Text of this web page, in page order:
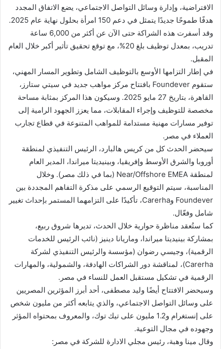
الافتراضية، وإدارة وسائل التواصل الاجتماعي، يضع الاتفاق المجدد
هدفًا طموحًا جديدًا يتمثل في دعم 150 امرأة بحلول نهاية عام 2025.
وقد أسفرت هذه الشراكة حتى الآن عن أكثر من 6,000 ساعة
تدريب، بمعدل توظيف بلغ 20%، مع توقع تحقيق تأثير أكبر خلال العام
المقبل.
في إطار التزامها الأوسع بالتوظيف الشامل وتطوير المسار المهني،
ستقوم Foundever بافتتاح مركز مواهب جديد في سيتي ستارز،
القاهرة، بتاريخ 27 مايو 2025. وسيكون هذا المركز بمثابة مساحة
مخصصة للتوظيف وإجراء المقابلات، مما يعزز الجهود الرامية إلى
توفير مسارات مهنية مستدامة للمواهب المتنوعة في قطاع تجارب
العملاء في مصر.
سيحضر الحدث كل من كريس هالبارد، الرئيس التنفيذي لمنطقة
أوروبا والشرق الأوسط وإفريقيا، وبينيديتا ميراندا، المدير العام
لمنطقة Near/Offshore EMEA (بما في ذلك مصر). وخلال
المناسبة، سيتم التوقيع الرسمي على مذكرة التفاهم المجددة بين
Foundever وCarerha، تأكيدًا على التزامهما المستمر بإحداث تغيير
شامل وفعّال.
كما ستُعقد مناظرة حوارية خلال الحدث، تديرها شروق ربيع،
بمشاركة بينيديتا ميراندا، وماريانا دينيز (نائب الرئيس للخدمات
الرقمية)، وجيسي رضوان (مؤسسة والرئيس التنفيذي لشركة
Carerha)، لمناقشة دور الشراكات الهادفة، والشمولية، والمهارات
الرقمية في تشكيل مستقبل العمل للنساء في مصر.
وسيحضر الافتتاح أيضًا وليد مصطفى، أحد أبرز المؤثرين المصريين
على وسائل التواصل الاجتماعي، والذي يتابعه أكثر من مليون شخص
على إنستغرام و1.2 مليون على تيك توك، والمعروف بمحتواه المؤثر
وجهوده في مجال التوعية.
وقال مينا وهبة، رئيس مجلي الادارة للشركة في مصر: